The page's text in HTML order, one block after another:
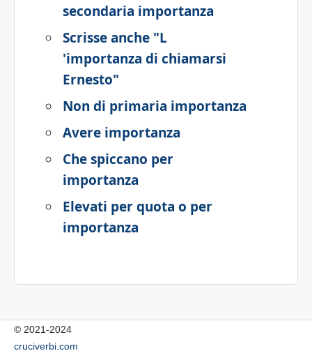
secondaria importanza
Scrisse anche "L
'importanza di chiamarsi
Ernesto"
Non di primaria importanza
Avere importanza
Che spiccano per
importanza
Elevati per quota o per
importanza
© 2021-2024
cruciverbi.com